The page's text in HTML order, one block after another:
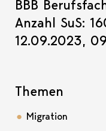
BBB
Anzahl SuS:
12.09.2023,
Themen
Migration